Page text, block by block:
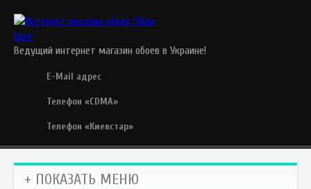
Ведущий интернет магазин обоев в Украине!
E-Mail адрес
Телефон «CDMA»
Телефон «Киевстар»
+ ПОКАЗАТЬ МЕНЮ